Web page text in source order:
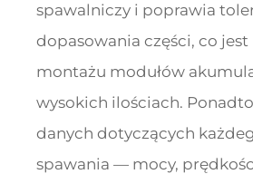
spawalniczy i poprawia
dopasowania części, co
montażu modułów
wysokich ilościach.
danych dotyczących
spawania — mocy,